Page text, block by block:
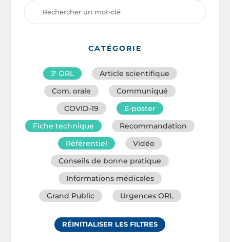
CATÉGORIE
3′ ORL
Article scientifique
Com. orale
Communiqué
COVID-19
E-poster
Fiche technique
Recommandation
Référentiel
Vidéo
Conseils de bonne pratique
Informations médicales
Grand Public
Urgences ORL
RÉINITIALISER LES FILTRES